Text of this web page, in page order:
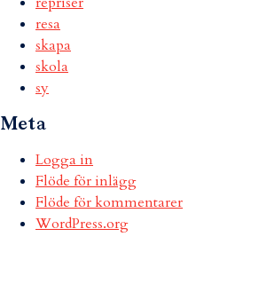
resa
skapa
skola
sy
Meta
Logga in
Flöde för inlägg
Flöde för kommentarer
WordPress.org